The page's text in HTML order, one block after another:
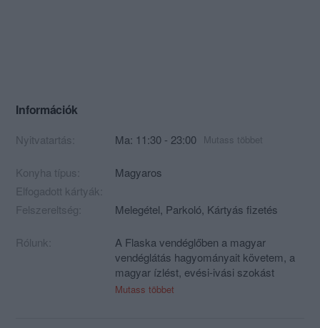
Információk
Nyitvatartás: Ma: 11:30 - 23:00 Mutass többet
Konyha típus:
Magyaros
Elfogadott kártyák:
Felszereltség:
Melegétel, Parkoló, Kártyás fizetés
Rólunk:
A Flaska vendéglőben a magyar
vendéglátás hagyományait követem, a
magyar ízlést, evési-ivási szokást
kívánom kiszolgálni. Szűkebb hazánk –
Mutass többet